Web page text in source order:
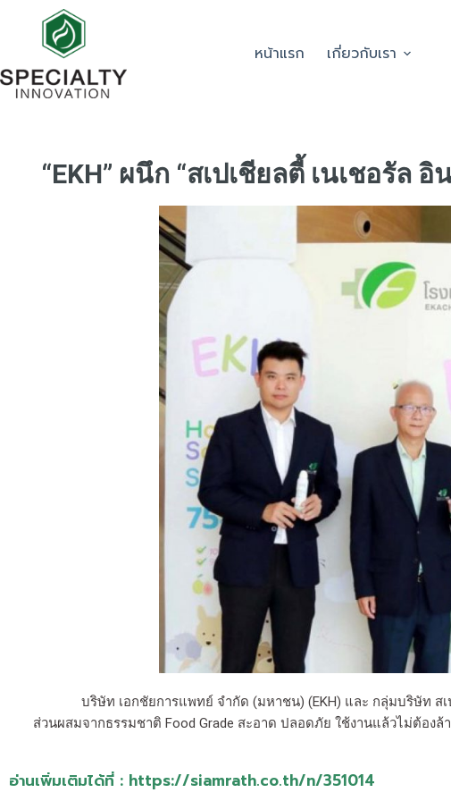
หน้าแรก เกี่ยวกับเรา
“EKH” ผนึก “สเปเชียลตี้ เนเชอรัล
บริษัท เอกชัยการแพทย์ จำกัด (มหาชน) (EKH) และ กลุ่มบริษัท ส
ส่วนผสมจากธรรมชาติ Food Grade สะอาด ปลอดภัย ใช้งานแล้วไม่ต้อ
อ่านเพิ่มเติมได้ที่ : https://siamrath.co.th/n/351014